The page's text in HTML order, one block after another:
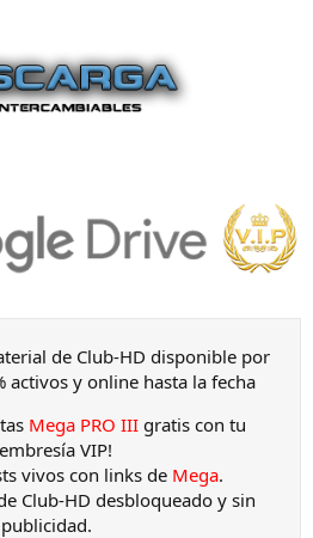
de Club-HD disponible por
activos y online hasta la fecha
Mega PRO III gratis con tu
VIP!
vivos con links de Mega.
Club-HD desbloqueado y sin
publicidad.